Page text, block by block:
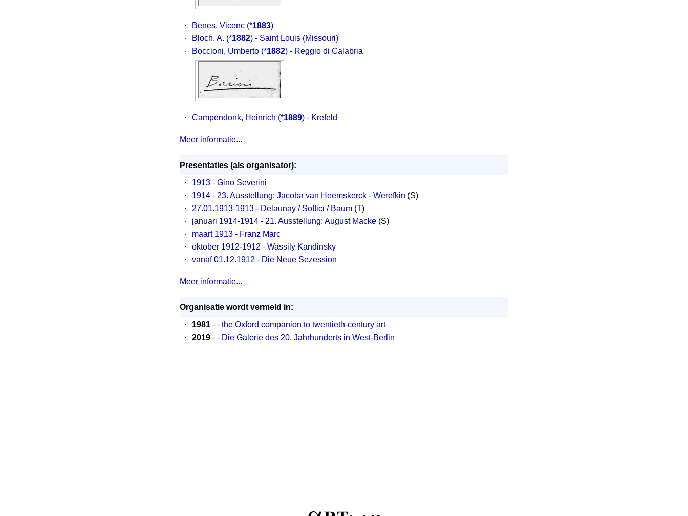
· Benes, Vicenc (*1883)
·
Bloch, A. (*1882) - Saint Louis (Missouri)
·
Boccioni, Umberto (*1882) - Reggio di Calabria
· Campendonk, Heinrich (*1889) - Krefeld
Meer informatie...
Presentaties (als organisator):
·
1913 - Gino Severini
·
1914 - 23. Ausstellung: Jacoba van Heemskerck - Werefkin (S)
·
27.01.1913-1913 - Delaunay / Soffici / Baum (T)
·
januari 1914-1914 - 21. Ausstellung: August Macke (S)
·
maart 1913 - Franz Marc
·
oktober 1912-1912 - Wassily Kandinsky
·
vanaf 01.12.1912 - Die Neue Sezession
Meer informatie...
Organisatie wordt vermeld in:
·
1981 - - the Oxford companion to twentieth-century art
·
2019 - - Die Galerie des 20. Jahrhunderts in West-Berlin